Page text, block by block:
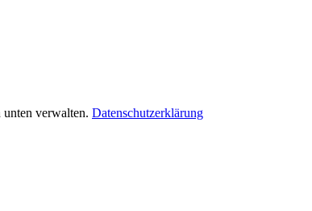
verwalten. Datenschutzerklärung